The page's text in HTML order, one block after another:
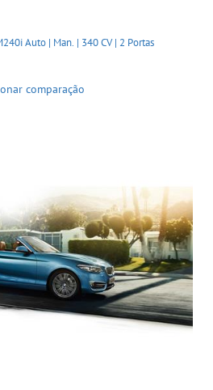
Auto | Man. | 340 CV | 2 Portas
comparação